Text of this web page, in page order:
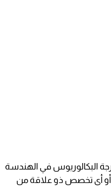
البكالوريوس في الهندسة
أو أي تخصص ذو علاقة من